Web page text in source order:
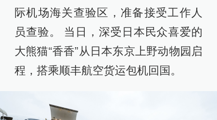
际机场海关查验区，准备接受工作人
员查验。 当日，深受日本民众喜爱的
大熊猫“香香”从日本东京上野动物园启
程，搭乘顺丰航空货运包机回国。